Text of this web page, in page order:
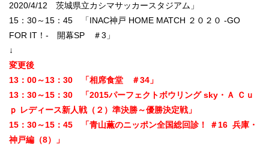
2020/4/12 茨城県立カシマサッカースタジアム」
15：30～15：45 「INAC神戸 HOME MATCH ２０２０ -GO
FOR IT！- 開幕SP ＃3」
↓
変更後
13：00～13：30 「相席食堂 ＃34」
13：30～15：30 「2015パーフェクトボウリング sky・Ａ Ｃｕ
ｐ レディース新人戦（２）準決勝～優勝決定戦」
15：30～15：45 「青山薫のニッポン全国総回診！ ＃16 兵庫・
神戸編（8）」